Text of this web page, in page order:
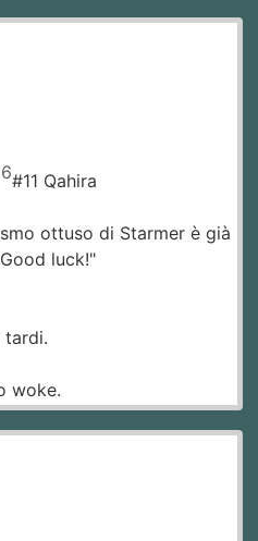
#11 Qahira
ottuso di Starmer è già
luck!"
tardi.
woke.